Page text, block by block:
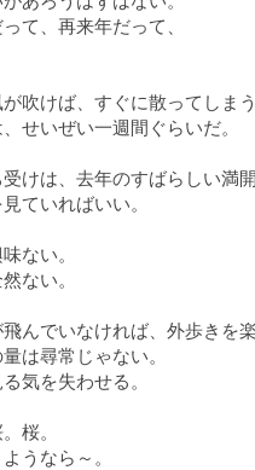
て、再来年だって、
吹けば、すぐに散ってしまう
せいぜい一週間ぐらいだ。
けは、去年のすばらしい満開
ていればいい。
ない。
ない。
んでいなければ、外歩きを
は尋常じゃない。
気を失わせる。
桜。
うなら～。